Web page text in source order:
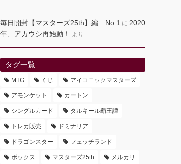
毎日開封【マスターズ25th】編 No.1 に 2020
年、アカウシ再始動！
より
タグ一覧
MTG くじ アイコニックマスターズ
アモンケット カートン
シングルカード タルキール覇王譚
トレカ販売 ドミナリア
ドラゴンスター フェッチランド
ボックス マスターズ25th メルカリ